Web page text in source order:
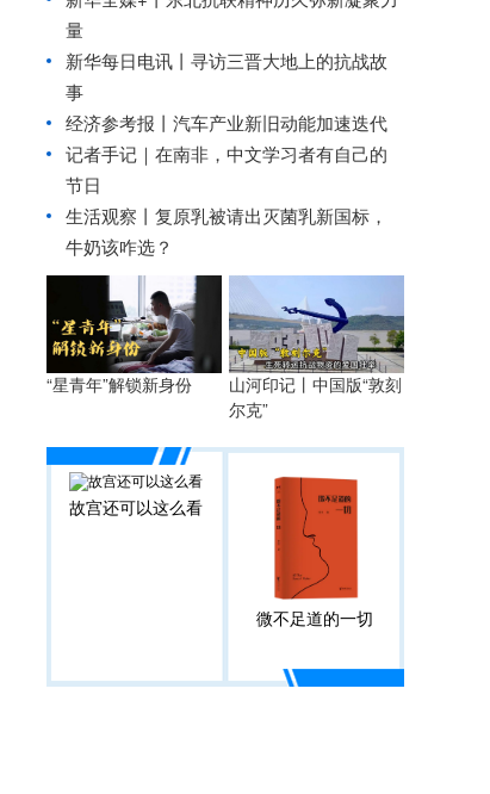
量
新华每日电讯丨 寻访三晋大地上的抗战故
事
经济参考报丨 汽车产业新旧动能加速迭代
记者手记｜在南非，中文学习者有自己的
节日
生活观察丨复原乳被请出灭菌乳新国标，
牛奶该咋选？
“星青年”解锁新身份
山河印记丨中国版“敦刻
尔克”
故宫还可以这么看
微不足道的一切